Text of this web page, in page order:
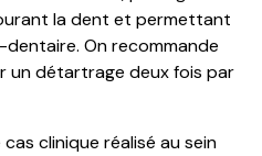
la dent et permettant
On recommande
un détartrage deux fois par
clinique réalisé au sein